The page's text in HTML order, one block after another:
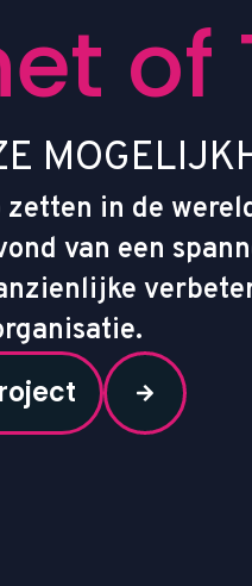
et of
E MOGELIJK
in de
van een